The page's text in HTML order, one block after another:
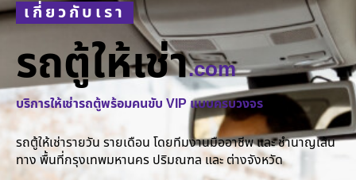
เกี่ยวกับเรา
รถตู้ให้เช่า.com
บริการให้เช่ารถตู้พร้อมคนขับ VIP แบบครบวงจร
รถตู้ให้เช่ารายวัน รายเดือน โดยทีมงานมืออาชีพ และ ชำนาญเส้น
ทาง พื้นที่กรุงเทพมหานคร ปริมณฑล และ ต่างจังหวัด